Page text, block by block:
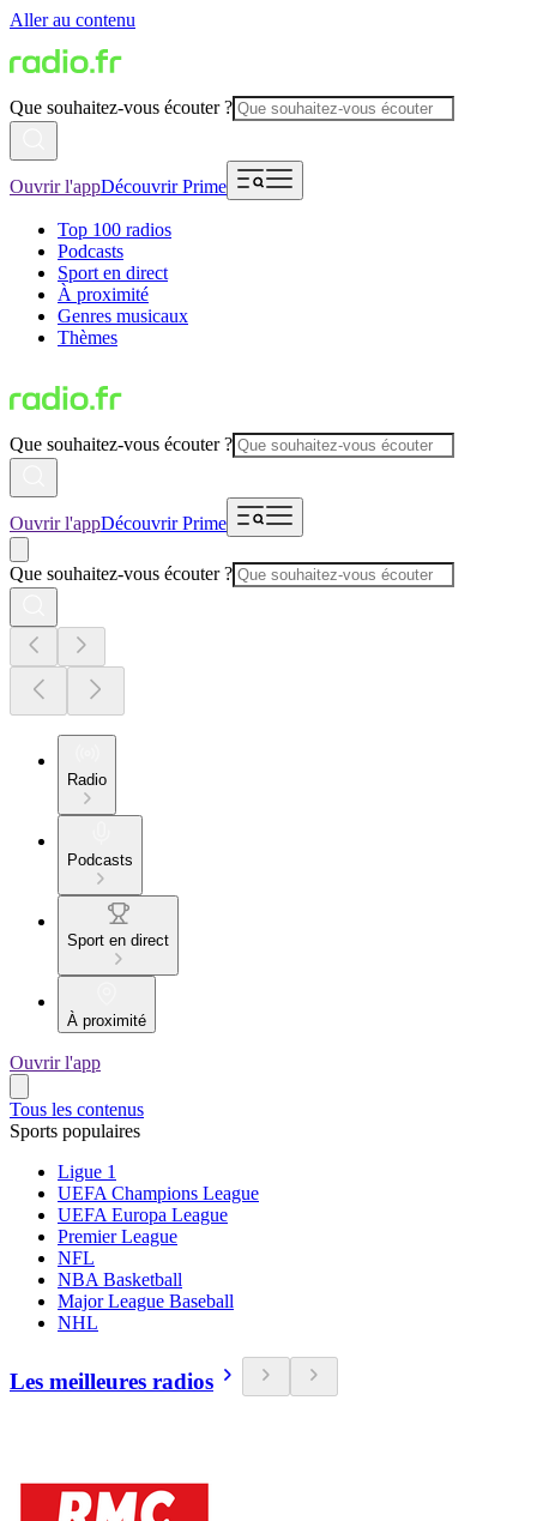
Aller au contenu
Que souhaitez-vous écouter ?
Ouvrir l'appDécouvrir Prime
Top 100 radios
Podcasts
Sport en direct
À proximité
Genres musicaux
Thèmes
Que souhaitez-vous écouter ?
Ouvrir l'appDécouvrir Prime
Que souhaitez-vous écouter ?
Radio
Podcasts
Sport en direct
À proximité
Ouvrir l'app
Tous les contenus
Sports populaires
Ligue 1
UEFA Champions League
UEFA Europa League
Premier League
NFL
NBA Basketball
Major League Baseball
NHL
Les meilleures radios